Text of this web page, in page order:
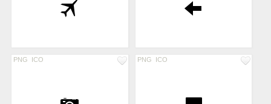
PNG ICO PNG ICO